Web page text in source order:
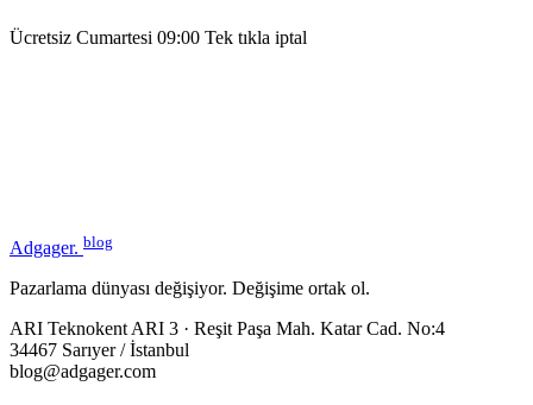
Ücretsiz Cumartesi 09:00 Tek tıkla iptal
Adgager. blog
Pazarlama dünyası değişiyor. Değişime ortak ol.
ARI Teknokent ARI 3 · Reşit Paşa Mah. Katar Cad. No:4
34467 Sarıyer / İstanbul
blog@adgager.com